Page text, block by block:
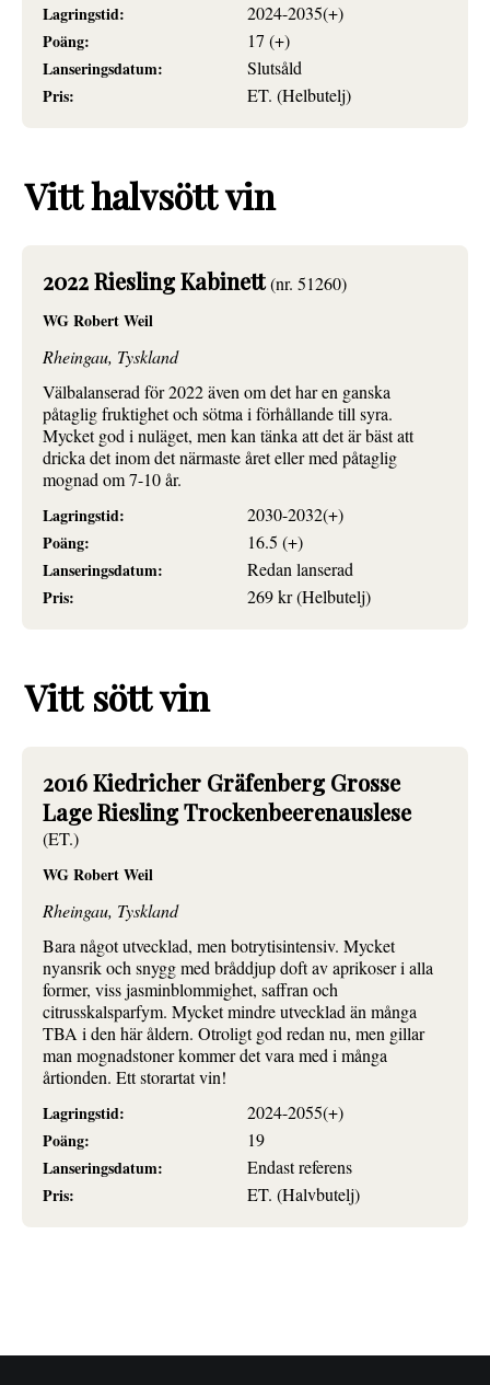
Lagringstid:
2024-2035(+)
Poäng:
17 (+)
Lanseringsdatum:
Slutsåld
Pris:
ET. (Helbutelj)
Vitt halvsött vin
2022 Riesling Kabinett(nr. 51260)
WG Robert Weil
Rheingau, Tyskland
Välbalanserad för 2022 även om det har en ganska
påtaglig fruktighet och sötma i förhållande till syra.
Mycket god i nuläget, men kan tänka att det är bäst att
dricka det inom det närmaste året eller med påtaglig
mognad om 7-10 år.
Lagringstid:
2030-2032(+)
Poäng:
16.5 (+)
Lanseringsdatum:
Redan lanserad
Pris:
269 kr (Helbutelj)
Vitt sött vin
2016 Kiedricher Gräfenberg Grosse
Lage Riesling Trockenbeerenauslese
(ET.)
WG Robert Weil
Rheingau, Tyskland
Bara något utvecklad, men botrytisintensiv. Mycket
nyansrik och snygg med bråddjup doft av aprikoser i alla
former, viss jasminblommighet, saffran och
citrusskalsparfym. Mycket mindre utvecklad än många
TBA i den här åldern. Otroligt god redan nu, men gillar
man mognadstoner kommer det vara med i många
årtionden. Ett storartat vin!
Lagringstid:
2024-2055(+)
Poäng:
19
Lanseringsdatum:
Endast referens
Pris:
ET. (Halvbutelj)